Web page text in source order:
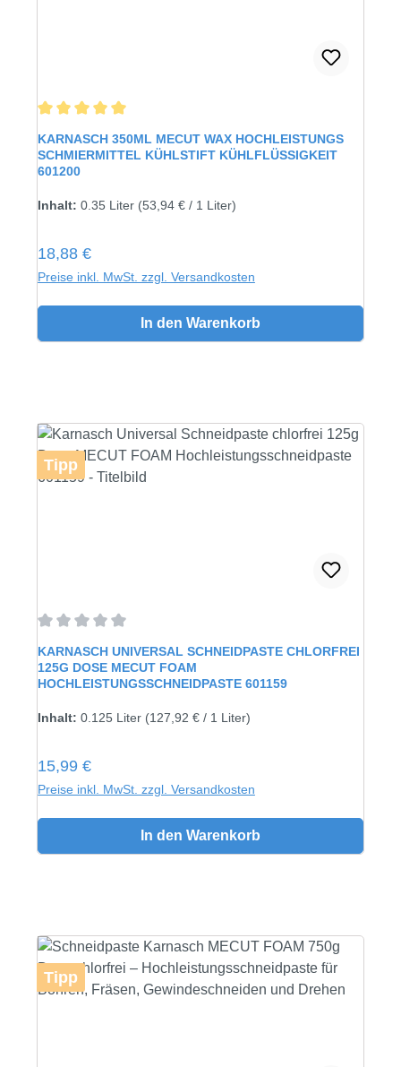
KARNASCH 350ML MECUT WAX HOCHLEISTUNGS
SCHMIERMITTEL KÜHLSTIFT KÜHLFLÜSSIGKEIT
601200
Inhalt: 0.35 Liter (53,94 € / 1 Liter)
Regulärer Preis:
18,88 €
Preise inkl. MwSt. zzgl. Versandkosten
In den Warenkorb
Tipp
KARNASCH UNIVERSAL SCHNEIDPASTE CHLORFREI
125G DOSE MECUT FOAM
HOCHLEISTUNGSSCHNEIDPASTE 601159
Inhalt: 0.125 Liter (127,92 € / 1 Liter)
Regulärer Preis:
15,99 €
Preise inkl. MwSt. zzgl. Versandkosten
In den Warenkorb
Tipp